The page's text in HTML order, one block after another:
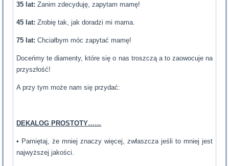
35 lat: Zanim zdecyduję, zapytam mamę!
45 lat: Zrobię tak, jak doradzi mi mama.
75 lat: Chciałbym móc zapytać mamę!
Doceńmy te diamenty, które się o nas troszczą a to zaowocuje na
przyszłość!
A przy tym może nam się przydać:
DEKALOG PROSTOTY……
• Pamiętaj, że mniej znaczy więcej, zwłaszcza jeśli to mniej jest
najwyższej jakości.